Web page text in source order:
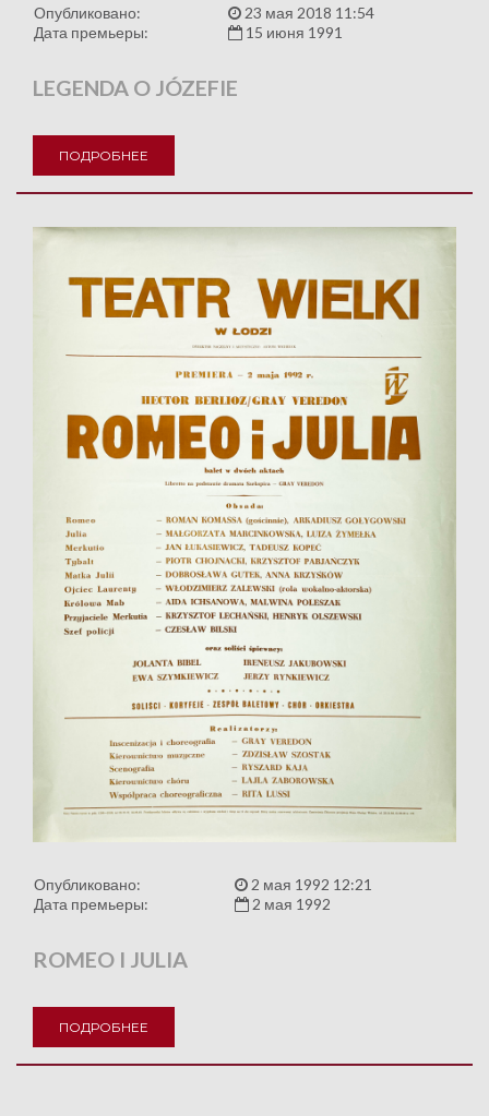
Опубликовано:
23 мая 2018 11:54
Дата премьеры:
15 июня 1991
LEGENDA O JÓZEFIE
ПОДРОБНЕЕ
Опубликовано:
2 мая 1992 12:21
Дата премьеры:
2 мая 1992
ROMEO I JULIA
ПОДРОБНЕЕ